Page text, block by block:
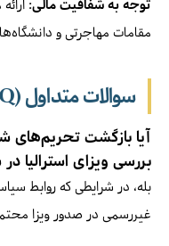
توجه به شفافیت مالی:
مقامات مهاجرتی و
سوالات متداول (FAQ)
آیا بازگشت تحریم‌های
بررسی ویزای استرالیا
بله، در شرایطی که روابط
غیررسمی در صدور ویزا